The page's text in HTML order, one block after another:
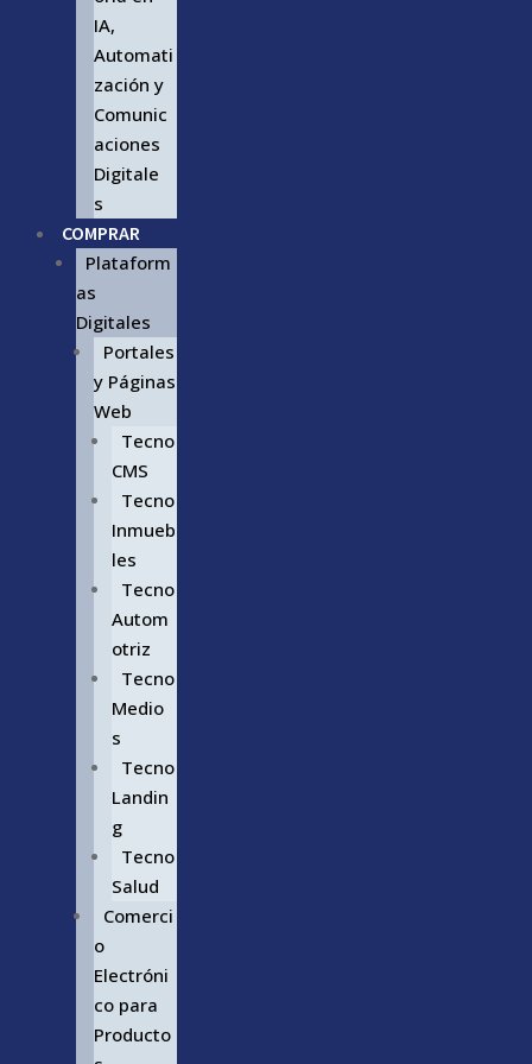
IA,
Automati
zación y
Comunic
aciones
Digitale
s
COMPRAR
Plataform
as
Digitales
Portales
y Páginas
Web
Tecno
CMS
Tecno
Inmueb
les
Tecno
Autom
otriz
Tecno
Medio
s
Tecno
Landin
g
Tecno
Salud
Comerci
o
Electróni
co para
Producto